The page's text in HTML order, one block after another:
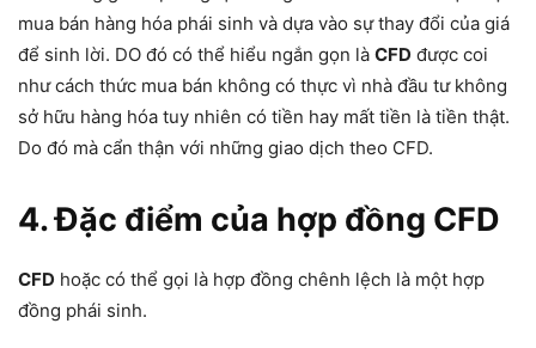
mua bán hàng hóa phái sinh và dựa vào sự thay đổi của giá
để sinh lời. DO đó có thể hiểu ngắn gọn là CFD được coi
như cách thức mua bán không có thực vì nhà đầu tư không
sở hữu hàng hóa tuy nhiên có tiền hay mất tiền là tiền thật.
Do đó mà cẩn thận với những giao dịch theo CFD.
4. Đặc điểm của hợp đồng CFD
CFD hoặc có thể gọi là hợp đồng chênh lệch là một hợp
đồng phái sinh.